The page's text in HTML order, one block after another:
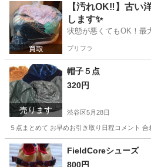
東京 渋谷区 ジャケット ダウンジ
【汚れOK‼️】古い
します✨
状態が悪くてもOK！最
プリフラ
売ります
帽子５点
320円
渋谷区5月28日
５点まとめて お早めお引き取り日程コメント
東京 渋谷区
FieldCoreシューズ
800円